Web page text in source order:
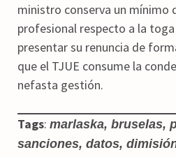
ministro conserva un mínimo
profesional respecto a la
presentar su renuncia de
que el TJUE consume la
nefasta gestión.
Tags: marlaska, bruselas,
sanciones, datos,